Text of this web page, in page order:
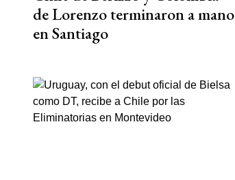
de Lorenzo terminaron a mano
en Santiago